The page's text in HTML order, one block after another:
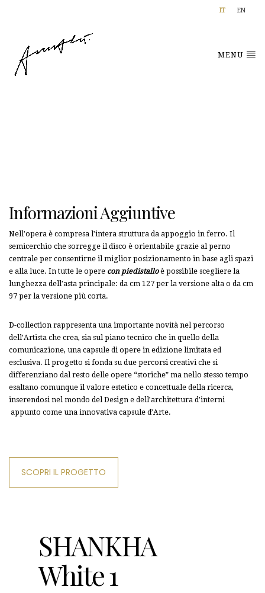
IT EN
MENU
Informazioni Aggiuntive
Nell’opera è compresa l’intera struttura da appoggio in ferro. Il
semicerchio che sorregge il disco è orientabile grazie al perno
centrale per consentirne il miglior posizionamento in base agli spazi
e alla luce. In tutte le opere con piedistalloè possibile scegliere la
lunghezza dell’asta principale: da cm 127 per la versione alta o da cm
97 per la versione più corta.
D-collection rappresenta una importante novità nel percorso
dell’Artista che crea, sia sul piano tecnico che in quello della
comunicazione, una capsule di opere in edizione limitata ed
esclusiva. Il progetto si fonda su due percorsi creativi che si
differenziano dal resto delle opere “storiche” ma nello stesso tempo
esaltano comunque il valore estetico e concettuale della ricerca,
inserendosi nel mondo del Design e dell’architettura d’interni
appunto come una innovativa capsule d’Arte.
SCOPRI IL PROGETTO
SHANKHA
White 1